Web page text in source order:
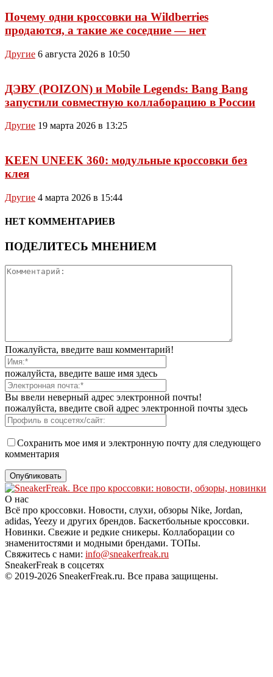
Почему одни кроссовки на Wildberries
продаются, а такие же соседние — нет
Другие 6 августа 2026 в 10:50
ДЭВУ (POIZON) и Mobile Legends: Bang Bang
запустили совместную коллаборацию в России
Другие 19 марта 2026 в 13:25
KEEN UNEEK 360: модульные кроссовки без
клея
Другие 4 марта 2026 в 15:44
НЕТ КОММЕНТАРИЕВ
ПОДЕЛИТЕСЬ МНЕНИЕМ
Пожалуйста, введите ваш комментарий!
пожалуйста, введите ваше имя здесь
Вы ввели неверный адрес электронной почты!
пожалуйста, введите свой адрес электронной почты здесь
Сохранить мое имя и электронную почту для следующего
комментария
О нас
Всё про кроссовки. Новости, слухи, обзоры Nike, Jordan,
adidas, Yeezy и других брендов. Баскетбольные кроссовки.
Новинки. Свежие и редкие сникеры. Коллаборации со
знаменитостями и модными брендами. ТОПы.
Свяжитесь с нами: info@sneakerfreak.ru
SneakerFreak в соцсетях
© 2019-2026 SneakerFreak.ru. Все права защищены.